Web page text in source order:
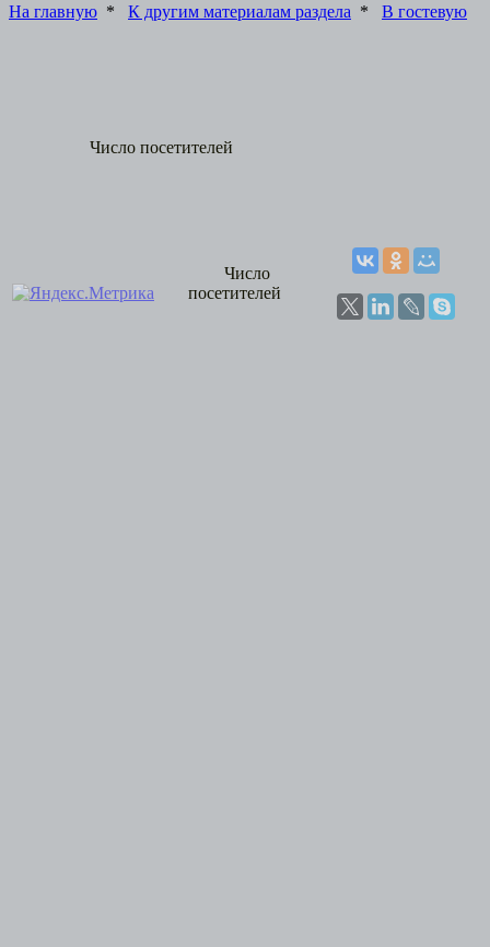
На главную * К другим материалам раздела * В гостевую
Число посетителей
Число
посетителей